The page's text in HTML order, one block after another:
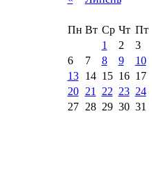
Пн Вт Ср Чт Пт
1
2 3
6
7 8 9 10
13
14 15 16 17
20
21 22 23 24
27
28 29 30 31